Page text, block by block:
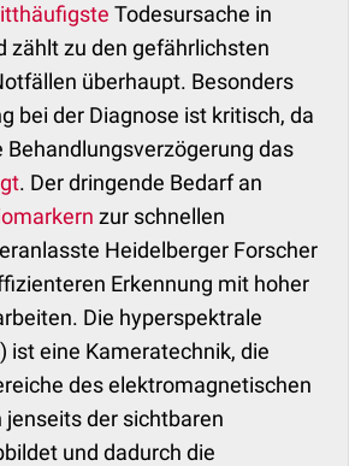
Todesursache in
zählt zu den gefährlichsten
überhaupt. Besonders
bei der Diagnose ist kritisch, da
Behandlungsverzögerung das
. Der dringende Bedarf an
zur schnellen
Heidelberger Forscher
Erkennung mit hoher
Die hyperspektrale
ist eine Kameratechnik, die
des elektromagnetischen
der sichtbaren
und dadurch die